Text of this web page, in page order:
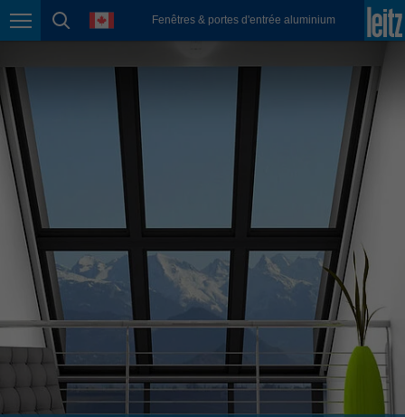
Page navigation
page search
languageFenêtres & portes d'entrée aluminium
México
español
Nederland
Österreich
deutsch
Polska
polski
Portugal
português
România
Română
Schweiz
deutsch français